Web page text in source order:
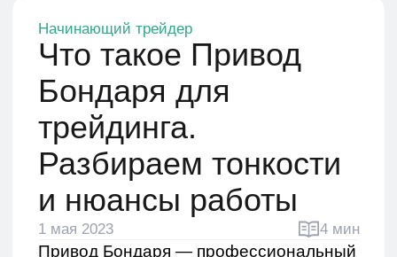
Что такое Привод
Бондаря для
трейдинга.
Разбираем тонкости
и нюансы работы
1 мая 2023 4 мин
Привод Бондаря — профессиональный
скальперский терминал
Pазработанный специально для трейдеров,
которые торгуют внутри дня и совершают
много сделок. Он дает доступ к фондовому,